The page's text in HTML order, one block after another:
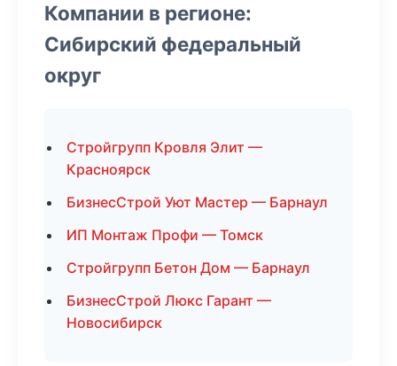
Компании в регионе:
Сибирский федеральный
округ
Стройгрупп Кровля Элит —
Красноярск
БизнесСтрой Уют Мастер — Барнаул
ИП Монтаж Профи — Томск
Стройгрупп Бетон Дом — Барнаул
БизнесСтрой Люкс Гарант —
Новосибирск